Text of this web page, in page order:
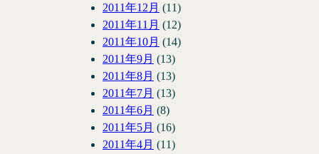
2011年12月 (11)
2011年11月 (12)
2011年10月 (14)
2011年9月 (13)
2011年8月 (13)
2011年7月 (13)
2011年6月 (8)
2011年5月 (16)
2011年4月 (11)